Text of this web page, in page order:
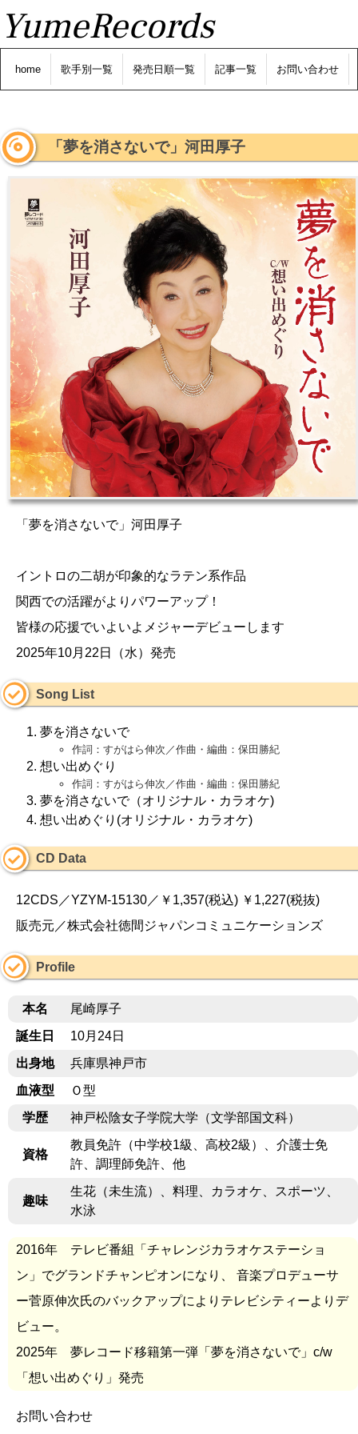
YumeRecords
home 歌手別一覧 発売日順一覧 記事一覧 お問い合わせ
「夢を消さないで」河田厚子
「夢を消さないで」河田厚子
イントロの二胡が印象的なラテン系作品
関西での活躍がよりパワーアップ！
皆様の応援でいよいよメジャーデビューします
2025年10月22日（水）発売
Song List
夢を消さないで
作詞：すがはら伸次／作曲・編曲：保田勝紀
想い出めぐり
作詞：すがはら伸次／作曲・編曲：保田勝紀
夢を消さないで（オリジナル・カラオケ)
想い出めぐり(オリジナル・カラオケ)
CD Data
12CDS／YZYM-15130／￥1,357(税込) ￥1,227(税抜)
販売元／株式会社徳間ジャパンコミュニケーションズ
Profile
本名
尾崎厚子
誕生日
10月24日
出身地
兵庫県神戸市
血液型
Ｏ型
学歴
神戸松陰女子学院大学（文学部国文科）
資格
教員免許（中学校1級、高校2級）、介護士免
許、調理師免許、他
趣味
生花（未生流）、料理、カラオケ、スポーツ、
水泳
2016年 テレビ番組「チャレンジカラオケステーショ
ン」でグランドチャンピオンになり、 音楽プロデューサ
ー菅原伸次氏のバックアップによりテレビシティーよりデ
ビュー。
2025年 夢レコード移籍第一弾「夢を消さないで」c/w
「想い出めぐり」発売
お問い合わせ